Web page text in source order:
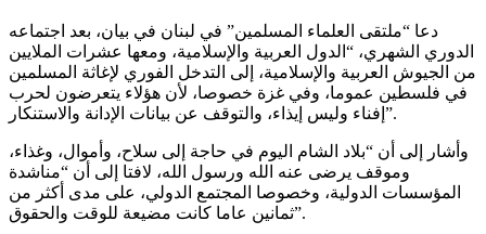
دعا “ملتقى العلماء المسلمين” في لبنان في بيان، بعد اجتماعه
الدوري الشهري، “الدول العربية والإسلامية، ومعها عشرات الملايين
من الجيوش العربية والإسلامية، إلى التدخل الفوري لإغاثة المسلمين
في فلسطين عموما، وفي غزة خصوصا، لأن هؤلاء يتعرضون لحرب
إفناء وليس إيذاء، والتوقف عن بيانات الإدانة والاستنكار”.
وأشار إلى أن “بلاد الشام اليوم في حاجة إلى سلاح، وأموال، وغذاء،
وموقف يرضى عنه الله ورسول الله، لافتا إلى أن “مناشدة
المؤسسات الدولية، وخصوصا المجتمع الدولي، على مدى أكثر من
ثمانين عاما كانت مضيعة للوقت والحقوق”.